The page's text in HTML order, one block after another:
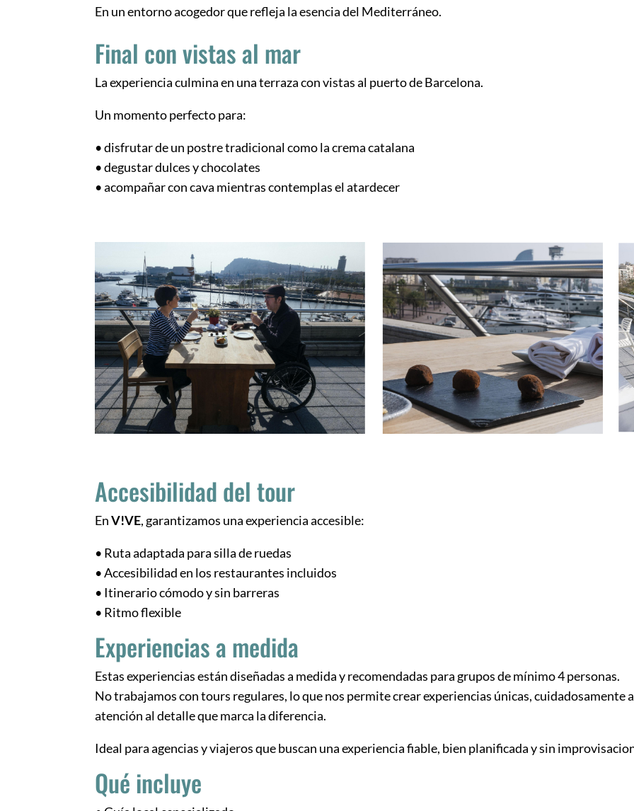
En un entorno acogedor que refleja la esencia del Mediterráneo.
Final con vistas al mar
La experiencia culmina en una terraza con vistas al puerto de Barcelona.
Un momento perfecto para:
• disfrutar de un postre tradicional como la crema catalana
• degustar dulces y chocolates
• acompañar con cava mientras contemplas el atardecer
Accesibilidad del tour
EnV!VE, garantizamos una experiencia accesible:
• Ruta adaptada para silla de ruedas
• Accesibilidad en los restaurantes incluidos
• Itinerario cómodo y sin barreras
• Ritmo flexible
Experiencias a medida
Estas experiencias están diseñadas a medida y recomendadas para grupos de mínimo 4 personas.
No trabajamos con tours regulares, lo que nos permite crear experiencias únicas, cuidadosamente
atención al detalle que marca la diferencia.
Ideal para agencias y viajeros que buscan una experiencia fiable, bien planificada y sin
Qué incluye